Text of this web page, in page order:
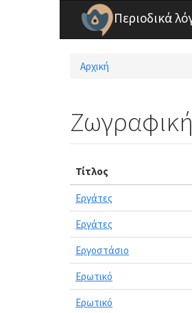
Παράκαμψη προς το κυρίως περιεχόμενο
Περιοδικά
Είστε εδώ
Αρχική
Ζωγραφική
Τίτλος
Εργάτες
Εργάτες
Εργοστάσιο
Ερωτικό
Ερωτικό